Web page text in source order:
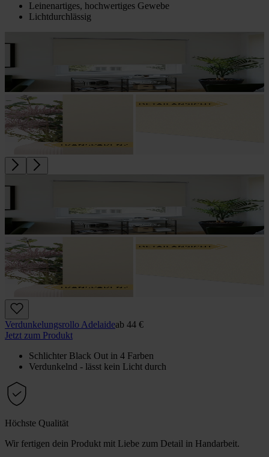
Leinenartiges, hochwertiges Gewebe
Lichtdurchlässig
Verdunkelungs­rollo Adelaideab 44 €
Jetzt zum Produkt
Schlichter Black Out in 4 Farben
Verdunkelnd - lässt kein Licht durch
Höchste Qualität
Wir fertigen dein Produkt mit Liebe zum Detail in Handarbeit.